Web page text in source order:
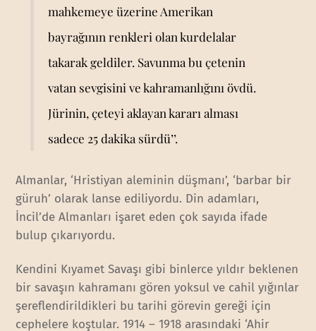
mahkemeye üzerine Amerikan
bayrağının renkleri olan kurdelalar
takarak geldiler. Savunma bu çetenin
vatan sevgisini ve kahramanlığını övdü.
Jürinin, çeteyi aklayan kararı alması
sadece 25 dakika sürdü’’.
Almanlar, ‘Hristiyan aleminin düşmanı’, ‘barbar bir
güruh’ olarak lanse ediliyordu. Din adamları,
İncil’de Almanları işaret eden çok sayıda ifade
bulup çıkarıyordu.
Kendini Kıyamet Savaşı gibi binlerce yıldır beklenen
bir savaşın kahramanı gören yoksul ve cahil yığınlar
şereflendirildikleri bu tarihi görevin gereği için
cephelere koştular. 1914 – 1918 arasındaki ‘Ahir